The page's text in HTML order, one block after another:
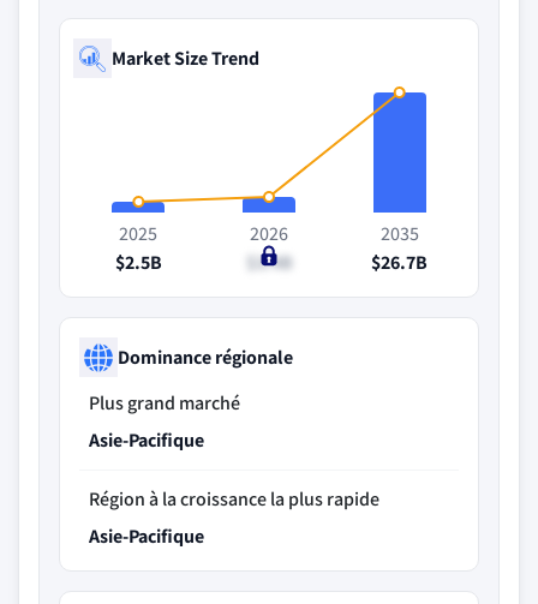
Market Size Trend
2025
$2.5B
2026
$3.4B
2035
$26.7B
Dominance régionale
Plus grand marché
Asie-Pacifique
Région à la croissance la plus rapide
Asie-Pacifique